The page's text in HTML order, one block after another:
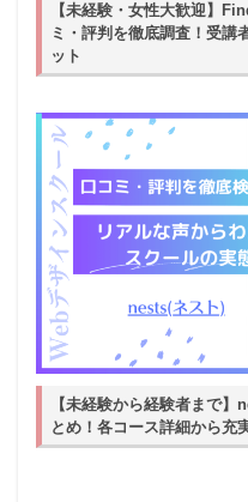
【未経験・女性大歓迎】
ミ・評判を徹底調査！受講
ット
【未経験から経験者まで
とめ！各コース詳細から充